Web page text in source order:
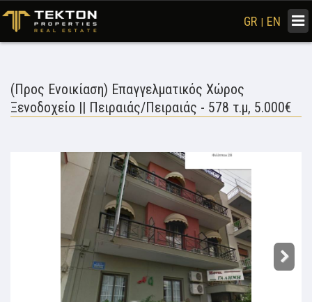
GR | EN
(Προς Ενοικίαση) Επαγγελματικός Χώρος
Ξενοδοχείο || Πειραιάς/Πειραιάς - 578 τ.μ, 5.000€